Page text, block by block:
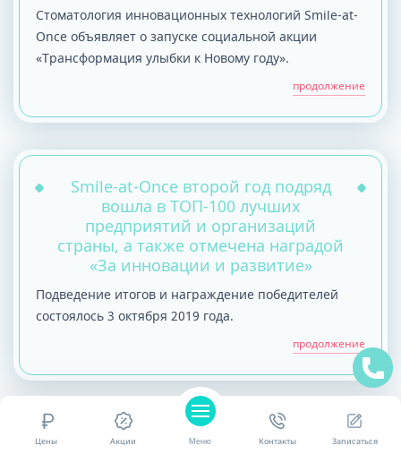
Стоматология инновационных технологий Smile-at-
Once объявляет о запуске социальной акции
«Трансформация улыбки к Новому году».
продолжение
Smile-at-Once второй год подряд
вошла в ТОП-100 лучших
предприятий и организаций
страны, а также отмечена наградой
«За инновации и развитие»
Подведение итогов и награждение победителей
состоялось 3 октября 2019 года.
продолжение
Цены Акции Меню Контакты Записаться